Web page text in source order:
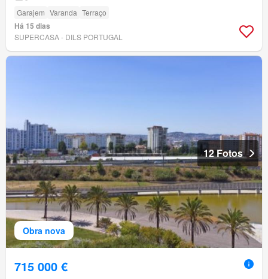
Garajem Varanda Terraço
Há 15 dias
SUPERCASA - DILS PORTUGAL
Obra nova
12 Fotos
715 000 €